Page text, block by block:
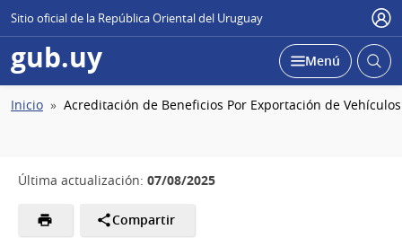
Sitio oficial de la República Oriental del Uruguay
gub.uy Desplegar
Menú Abrir
Ruta
Inicio Acreditación de Beneficios Por Exportación de
Última actualización: 07/08/2025
Compartir